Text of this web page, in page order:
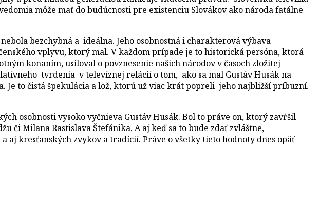
môže mať do budúcnosti pre existenciu Slovákov ako národa fatálne
bezchybná a ideálna. Jeho osobnostná i charakterová výbava
vplyvu, ktorý mal. V každom prípade je to historická persóna, ktorá
konaním, usiloval o povznesenie našich národov v časoch zložitej
tvrdenia v televíznej relácií o tom, ako sa mal Gustáv Husák na
to čistá špekulácia a lož, ktorú už viac krát popreli jeho najbližší príbuzní.
osobnosti vysoko vyčnieva Gustáv Husák. Bol to práve on, ktorý zavŕšil
či Milana Rastislava Štefánika. A aj keď sa to bude zdať zvláštne,
kresťanských zvykov a tradícií. Práve o všetky tieto hodnoty dnes opäť